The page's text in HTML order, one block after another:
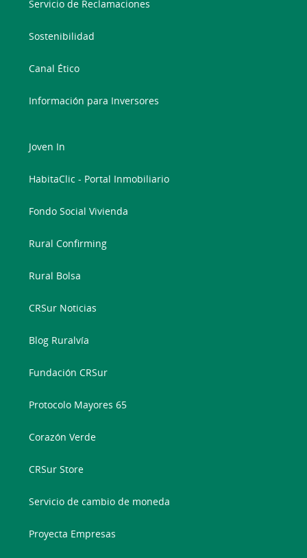
Servicio de Reclamaciones
Sostenibilidad
Canal Ético
Información para Inversores
Joven In
HabitaClic - Portal Inmobiliario
Fondo Social Vivienda
Rural Confirming
Rural Bolsa
CRSur Noticias
Blog Ruralvía
Fundación CRSur
Protocolo Mayores 65
Corazón Verde
CRSur Store
Servicio de cambio de moneda
Proyecta Empresas